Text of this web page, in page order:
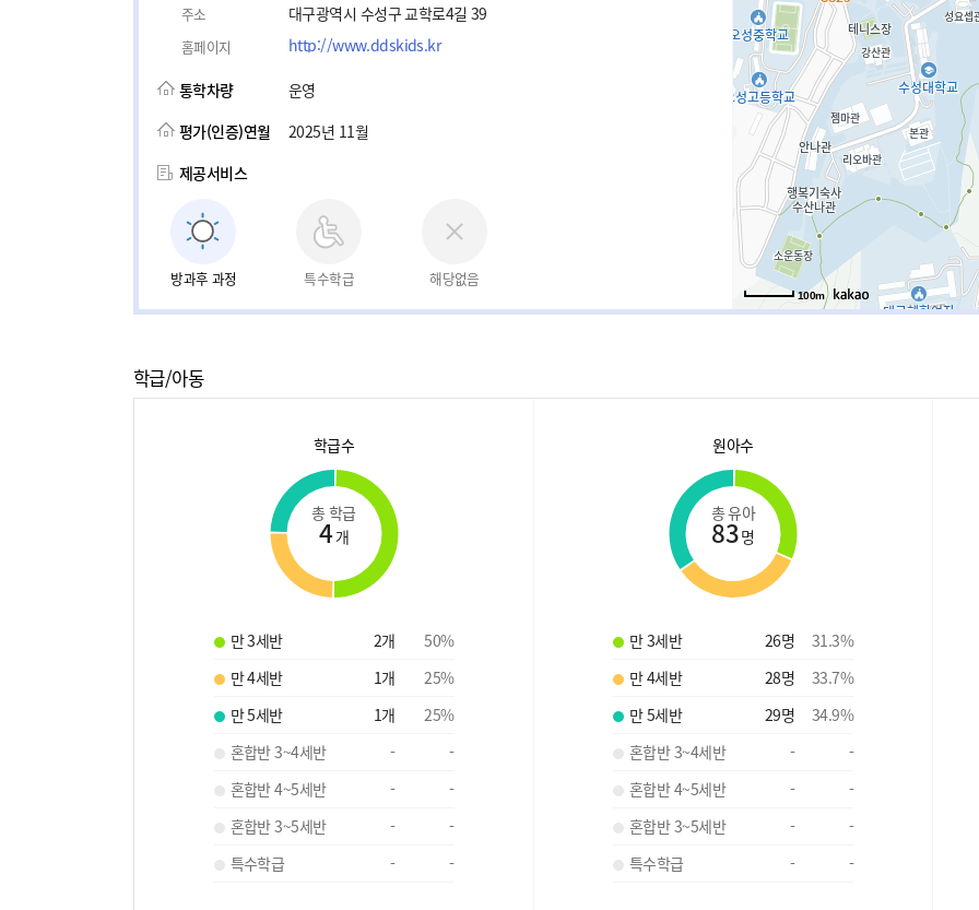
주소 대구광역시 수성구 교학로4길 39
홈페이지 http://www.ddskids.kr
통학차량
운영
평가(인증)연월
2025년 11월
제공서비스
방과후 과정 특수학급 해당없음
100m
학급/아동
학급수
총 학급
4 개
만 3세반 2개 50%
만 4세반
1개 25%
만 5세반
1개 25%
혼합반 3~4세반
-
-
혼합반 4~5세반
-
-
혼합반 3~5세반
-
-
특수학급
- -
원아수
총 유아
83명
만 3세반 26명 31.3%
만 4세반
28명 33.7%
만 5세반
29명 34.9%
혼합반 3~4세반
-
-
혼합반 4~5세반
-
-
혼합반 3~5세반
-
-
특수학급
- -